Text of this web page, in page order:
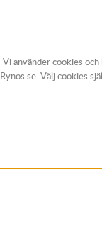
Vi använder cookies
Rynos.se. Välj cookies